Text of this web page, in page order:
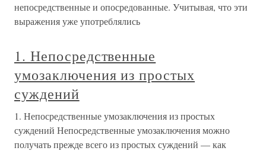
непосредственные и опосредованные. Учитывая, что эти
выражения уже употреблялись
1. Непосредственные
умозаключения из простых
суждений
1. Непосредственные умозаключения из простых
суждений Непосредственные умозаключения можно
получать прежде всего из простых суждений — как